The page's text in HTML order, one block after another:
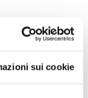
sui cookie